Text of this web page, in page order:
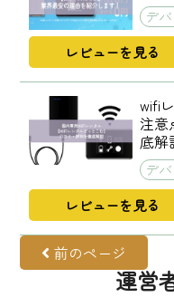
デ
レビューを見る
wifi
注意
底解
デ
レビューを見る
前のページ
運営